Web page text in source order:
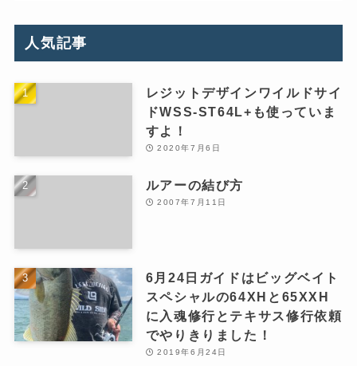
人気記事
レジットデザインワイルドサイ
ドWSS-ST64L+も使っていま
すよ！
2020年7月6日
ルアーの結び方
2007年7月11日
6月24日ガイドはビッグベイト
スペシャルの64XHと65XXH
に入魂修行とテキサス修行依頼
でやりきりました！
2019年6月24日